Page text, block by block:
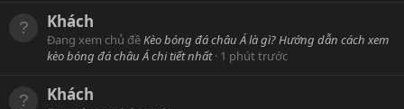
Khách
Đang xem chủ đềKèo bóng đá châu Á là gì? Hướng dẫn cách xem
kèo bóng đá châu Á chi tiết nhất 1 phút trước
Khách